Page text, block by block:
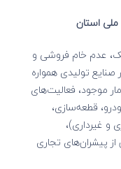
عدم خام فروشی و
صنایع تولیدی همواره
موجود، فعالیت‌های
قطعه‌سازی،
و غیرداری)،
پیشران‌های تجاری